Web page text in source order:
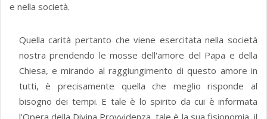
e nella società.
Quella carità pertanto che viene esercitata nella società
nostra prendendo le mosse dell'amore del Papa e della
Chiesa, e mirando al raggiungimento di questo amore in
tutti, è precisamente quella che meglio risponde al
bisogno dei tempi. E tale è lo spirito da cui è informata